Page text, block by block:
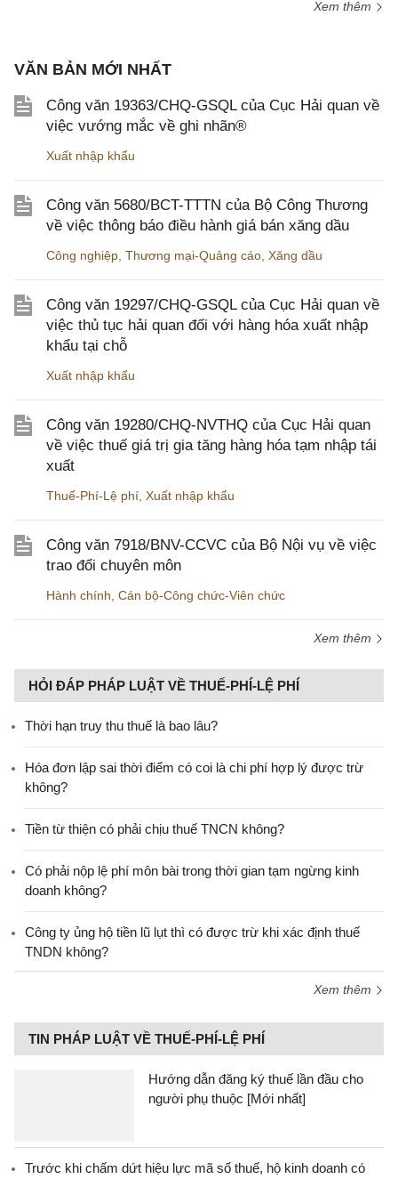
Xem thêm
VĂN BẢN MỚI NHẤT
Công văn 19363/CHQ-GSQL của Cục Hải quan về
việc vướng mắc về ghi nhãn®
Xuất nhập khẩu
Công văn 5680/BCT-TTTN của Bộ Công Thương
về việc thông báo điều hành giá bán xăng dầu
Công nghiệp Thương mại-Quảng cáo Xăng dầu
Công văn 19297/CHQ-GSQL của Cục Hải quan về
việc thủ tục hải quan đối với hàng hóa xuất nhập
khẩu tại chỗ
Xuất nhập khẩu
Công văn 19280/CHQ-NVTHQ của Cục Hải quan
về việc thuế giá trị gia tăng hàng hóa tạm nhập tái
xuất
Thuế-Phí-Lệ phí Xuất nhập khẩu
Công văn 7918/BNV-CCVC của Bộ Nội vụ về việc
trao đổi chuyên môn
Hành chính Cán bộ-Công chức-Viên chức
Xem thêm
HỎI ĐÁP PHÁP LUẬT VỀ THUẾ-PHÍ-LỆ PHÍ
Thời hạn truy thu thuế là bao lâu?
Hóa đơn lập sai thời điểm có coi là chi phí hợp lý được trừ
không?
Tiền từ thiện có phải chịu thuế TNCN không?
Có phải nộp lệ phí môn bài trong thời gian tạm ngừng kinh
doanh không?
Công ty ủng hộ tiền lũ lụt thì có được trừ khi xác định thuế
TNDN không?
Xem thêm
TIN PHÁP LUẬT VỀ THUẾ-PHÍ-LỆ PHÍ
Hướng dẫn đăng ký thuế lần đầu cho
người phụ thuộc [Mới nhất]
Trước khi chấm dứt hiệu lực mã số thuế, hộ kinh doanh có